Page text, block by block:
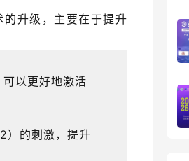
升级，主要在于提升
以更好地激活
）的刺激，提升